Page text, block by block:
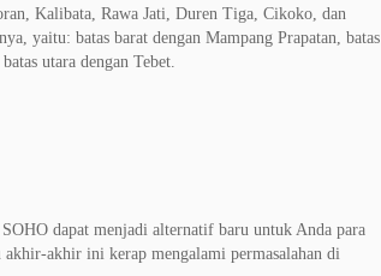
Kalibata, Rawa Jati, Duren Tiga, Cikoko, dan
yaitu: batas barat dengan Mampang Prapatan, batas
utara dengan Tebet.
dapat menjadi alternatif baru untuk Anda para
akhir-akhir ini kerap mengalami permasalahan di